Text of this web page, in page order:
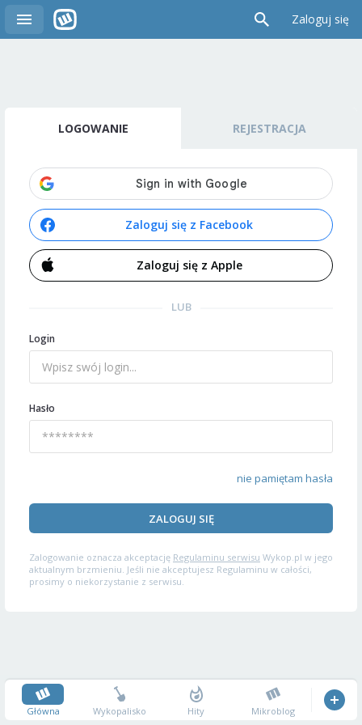
Zaloguj się
LOGOWANIE REJESTRACJA
Zaloguj się z Facebook
Zaloguj się z Apple
LUB
Login
Hasło
nie pamiętam hasła
ZALOGUJ SIĘ
Zalogowanie oznacza akceptację Regulaminu serwisu Wykop.pl w jego
aktualnym brzmieniu. Jeśli nie akceptujesz Regulaminu w całości,
prosimy o niekorzystanie z serwisu.
Główna Wykopalisko Hity Mikroblog